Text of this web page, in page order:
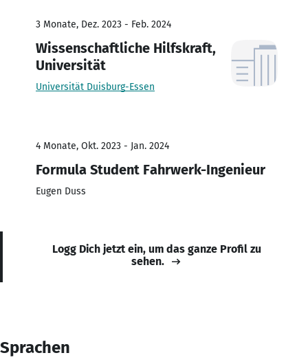
3 Monate, Dez. 2023 - Feb. 2024
Wissenschaftliche Hilfskraft,
Universität
Universität Duisburg-Essen
4 Monate, Okt. 2023 - Jan. 2024
Formula Student Fahrwerk-Ingenieur
Eugen Duss
Logg Dich jetzt ein, um das ganze Profil zu
sehen.
Sprachen